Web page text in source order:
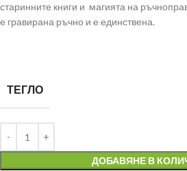
старинните книги и магията на
е гравирана ръчно и е единствена.
ТЕГЛО
ДОБАВЯНЕ В